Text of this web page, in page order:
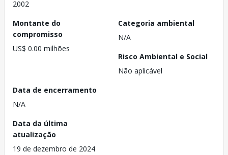
2002
Montante do
compromisso
US$ 0.00 milhões
Categoria ambiental
N/A
Risco Ambiental e Social
Não aplicável
Data de encerramento
N/A
Data da última
atualização
19 de dezembro de 2024